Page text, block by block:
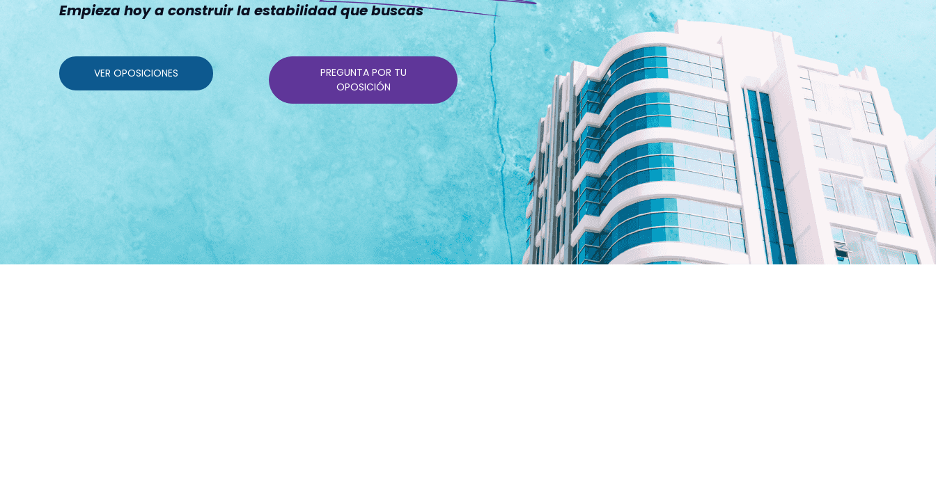
Empieza hoy a construir la estabilidad que buscas
VER OPOSICIONES
PREGUNTA POR TU
OPOSICIÓN